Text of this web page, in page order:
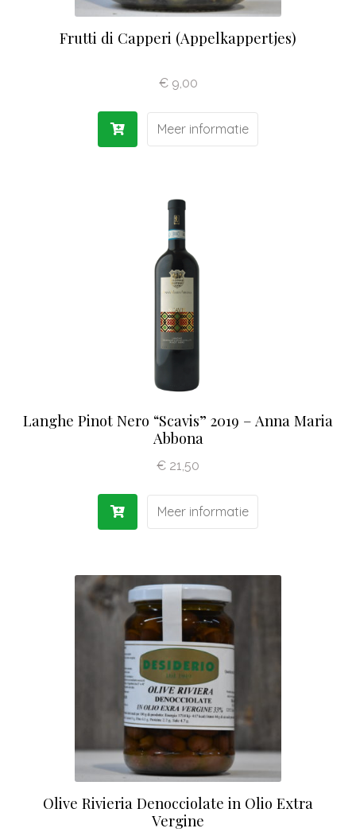
Frutti di Capperi (Appelkappertjes)
€9,00
Meer informatie
Langhe Pinot Nero “Scavis” 2019 – Anna Maria
Abbona
€ 21,50
Meer informatie
Olive Rivieria Denocciolate in Olio Extra
Vergine